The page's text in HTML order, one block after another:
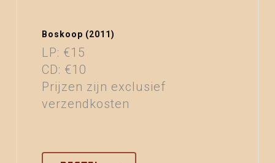
Boskoop (2011)
LP: €15
CD: €10
Prijzen zijn exclusief
verzendkosten